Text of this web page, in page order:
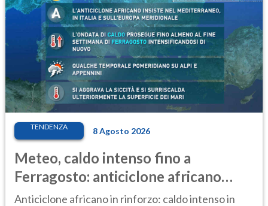
TENDENZA 8 Agosto 2026
Meteo, caldo intenso fino a
Ferragosto: anticiclone africano
ancora protagonista
Anticiclone africano in rinforzo: caldo intenso in